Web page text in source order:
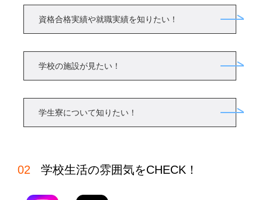
資格合格実績や就職実績を知りたい！
学校の施設が見たい！
学生寮について知りたい！
学校生活の雰囲気をCHECK！